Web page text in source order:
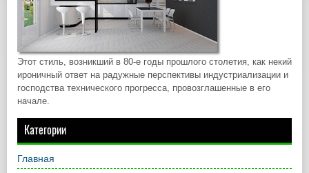
Этот стиль, возникший в 80-е годы прошлого столетия, как некий
ироничный ответ на радужные перспективы индустриализации и
господства технического прогресса, провозглашенные в его
начале.
Категории
Главная